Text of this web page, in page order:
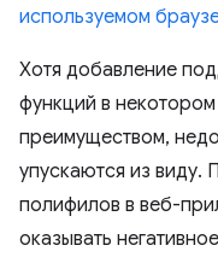
используемом
Хотя добавление
функций в
преимуществом,
упускаются из виду.
полифилов в веб-
оказывать